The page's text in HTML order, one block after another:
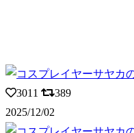
3011
389
2025/12/02